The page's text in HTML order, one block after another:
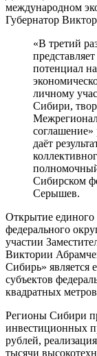
международном
Губернатор
«В третий
потенциал
личному
Сибири,
соглашение»
даёт
Сибирском
Серышев.
Открытие единого
федерального
участии
Виктории
Сибирь» является
субъектов
квадратных
Регионы Сибири
инвестиционных
рублей,
тысячи